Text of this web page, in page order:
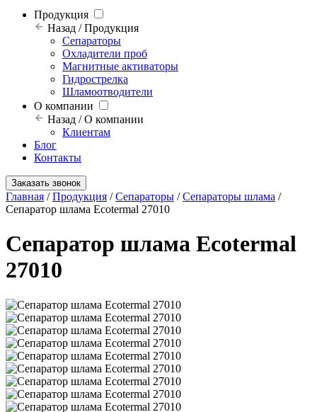
Продукция
Назад / Продукция
Сепараторы
Охладители проб
Магнитные активаторы
Гидрострелка
Шламоотводители
О компании
Назад / О компании
Клиентам
Блог
Контакты
Заказать звонок
Главная /Продукция /Сепараторы /Сепараторы шлама /
Сепаратор шлама Ecotermal 27010
Сепаратор шлама Ecotermal
27010